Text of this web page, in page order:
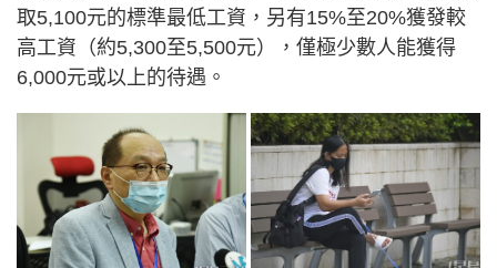
取5,100元的標準最低工資，另有15%至20%獲發較
高工資（約5,300至5,500元），僅極少數人能獲得
6,000元或以上的待遇。